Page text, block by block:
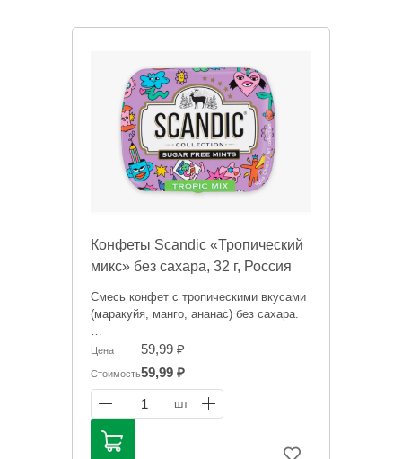
Конфеты Scandic «Тропический
микс» без сахара, 32 г, Россия
Смесь конфет с тропическими вкусами
(маракуйя, манго, ананас) без сахара.
Информация на сайте о товарах носит
справочный характер и не является
публичной офертой. Цена может
Цена 59,99 ₽
Стоимость59,99 ₽
1 шт